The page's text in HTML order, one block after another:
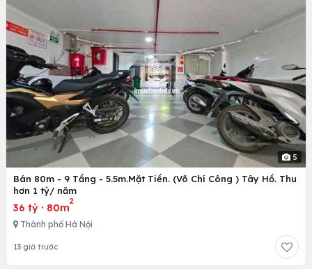
5
Bán 80m - 9 Tầng - 5.5m.Mặt Tiền. (Võ Chí Công ) Tây Hồ. Thu
hơn 1 tỷ/ năm
36 tỷ · 80m
2
Thành phố Hà Nội
13 giờ trước